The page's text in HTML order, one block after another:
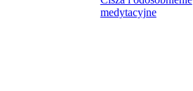
medytacyjne